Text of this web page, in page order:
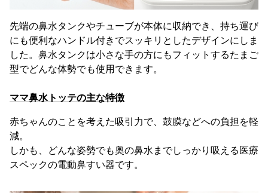
先端の鼻水タンクやチューブが本体に収納でき、持ち運び
にも便利なハンドル付きでスッキリとしたデザインにしま
した。鼻水タンクは小さな手の方にもフィットするたまご
型でどんな体勢でも使用できます。
ママ鼻水トッテの主な特徴
赤ちゃんのことを考えた吸引力で、鼓膜などへの負担を軽
減。
しかも、どんな姿勢でも奥の鼻水までしっかり吸える医療
スペックの電動鼻すい器です。